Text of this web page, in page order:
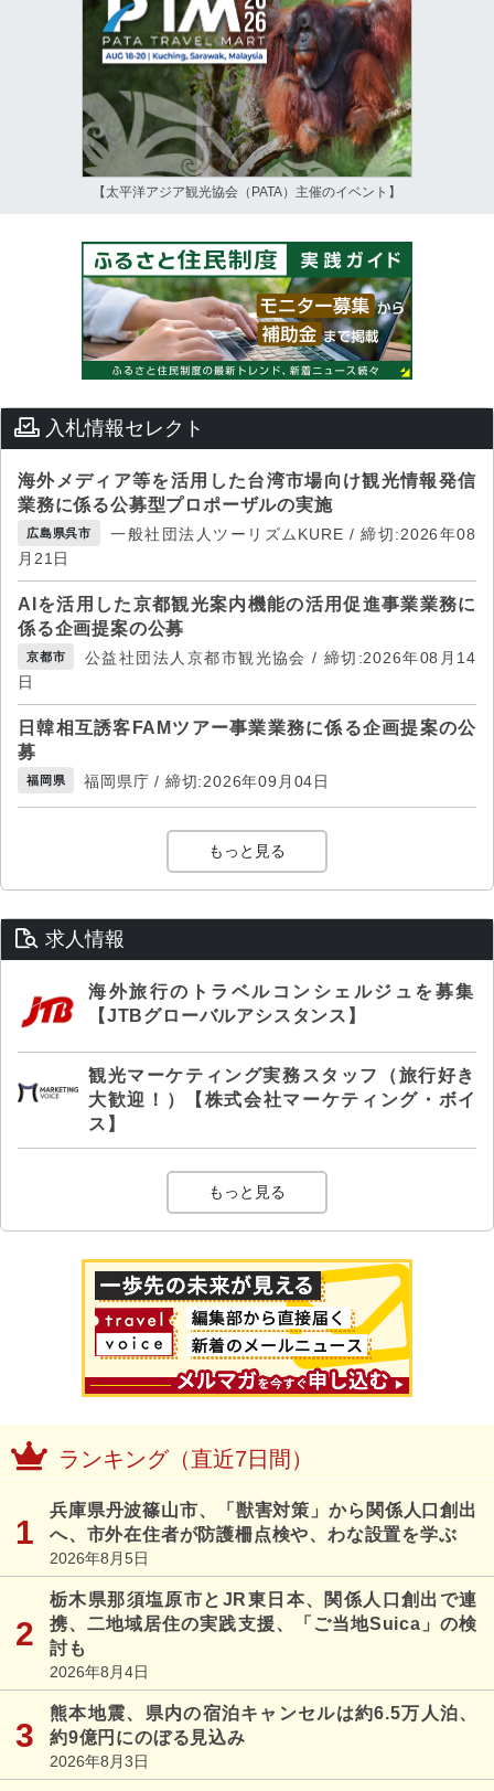
【太平洋アジア観光協会（PATA）主催のイベント】
入札情報セレクト
海外メディア等を活用した台湾市場向け観光情報発信
業務に係る公募型プロポーザルの実施
広島県呉市
一般社団法人ツーリズムKURE / 締切:2026年08
月21日
AIを活用した京都観光案内機能の活用促進事業業務に
係る企画提案の公募
京都市
公益社団法人京都市観光協会 / 締切:2026年08月14
日
日韓相互誘客FAMツアー事業業務に係る企画提案の公
募
福岡県 福岡県庁 / 締切:2026年09月04日
もっと見る
求人情報
海外旅行のトラベルコンシェルジュを募集
【JTBグローバルアシスタンス】
観光マーケティング実務スタッフ（旅行好き
大歓迎！）【株式会社マーケティング・ボイ
ス】
もっと見る
ランキング（直近7日間）
兵庫県丹波篠山市、「獣害対策」から関係人口創出
へ、市外在住者が防護柵点検や、わな設置を学ぶ
2026年8月5日
栃木県那須塩原市とJR東日本、関係人口創出で連
携、二地域居住の実践支援、「ご当地Suica」の検
討も
2026年8月4日
熊本地震、県内の宿泊キャンセルは約6.5万人泊、
約9億円にのぼる見込み
2026年8月3日